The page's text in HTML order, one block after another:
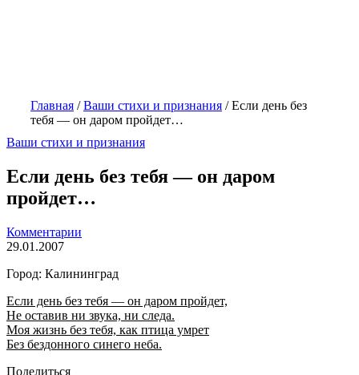
Главная /Ваши стихи и признания /Если день без
тебя — он даром пройдет…
Ваши стихи и признания
Если день без тебя — он даром
пройдет…
Комментарии
29.01.2007
Город: Калининград
Если день без тебя — он даром пройдет,
Не оставив ни звука, ни следа.
Моя жизнь без тебя, как птица умрет
Без бездонного синего неба.
Поделиться